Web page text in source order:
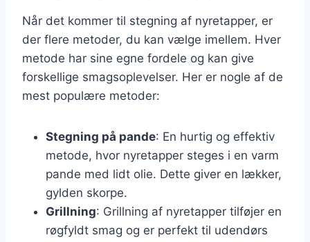
Når det kommer til stegning af nyretapper, er
der flere metoder, du kan vælge imellem. Hver
metode har sine egne fordele og kan give
forskellige smagsoplevelser. Her er nogle af de
mest populære metoder:
Stegning på pande: En hurtig og effektiv
metode, hvor nyretapper steges i en varm
pande med lidt olie. Dette giver en lækker,
gylden skorpe.
Grillning: Grillning af nyretapper tilføjer en
røgfyldt smag og er perfekt til udendørs